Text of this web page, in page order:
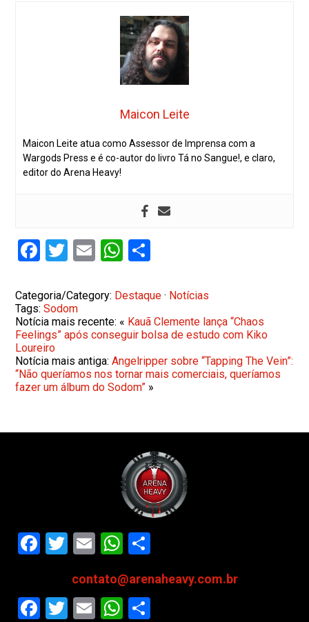
Maicon Leite
Maicon Leite atua como Assessor de Imprensa com a
Wargods Press e é co-autor do livro Tá no Sangue!, e claro,
editor do Arena Heavy!
Facebook
Twitter
EmailWhatsApp
Categoria/Category: Destaque · Notícias
Tags:Sodom
Notícia mais recente: « Kauã Clemente lança “Chaos
Feelings” após conseguir bolsa de estudo com Kiko
Loureiro
Notícia mais antiga:Angelripper sobre “Tapping The Vein”:
“Não queríamos nos tornar mais comerciais, queríamos
fazer um álbum do Sodom” »
Facebook
Twitter
EmailWhatsApp
contato@arenaheavy.com.br
Facebook
Twitter
EmailWhatsApp